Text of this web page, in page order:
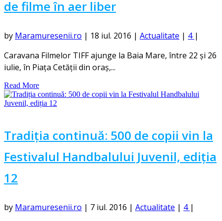
de filme în aer liber
by Maramuresenii.ro | 18 iul. 2016 | Actualitate | 4 |
Caravana Filmelor TIFF ajunge la Baia Mare, între 22 și 26
iulie, în Piața Cetății din oraș,...
Read More
Tradiția continuă: 500 de copii vin la
Festivalul Handbalului Juvenil, ediția
12
by Maramuresenii.ro | 7 iul. 2016 | Actualitate | 4 |